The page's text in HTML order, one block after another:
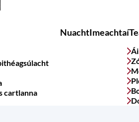
Main
NuachtImeachtaí
cartlanna